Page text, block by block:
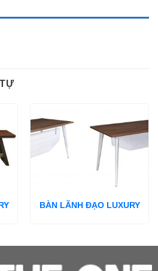
BÀN LÃNH ĐẠO LUXURY